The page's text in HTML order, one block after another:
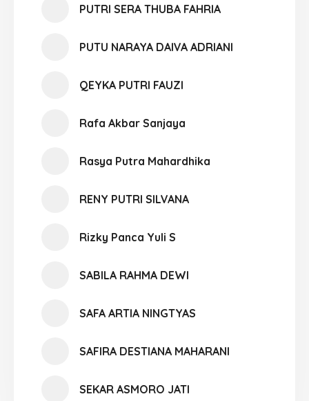
PUTRI SERA THUBA FAHRIA
PUTU NARAYA DAIVA ADRIANI
QEYKA PUTRI FAUZI
Rafa Akbar Sanjaya
Rasya Putra Mahardhika
RENY PUTRI SILVANA
Rizky Panca Yuli S
SABILA RAHMA DEWI
SAFA ARTIA NINGTYAS
SAFIRA DESTIANA MAHARANI
SEKAR ASMORO JATI